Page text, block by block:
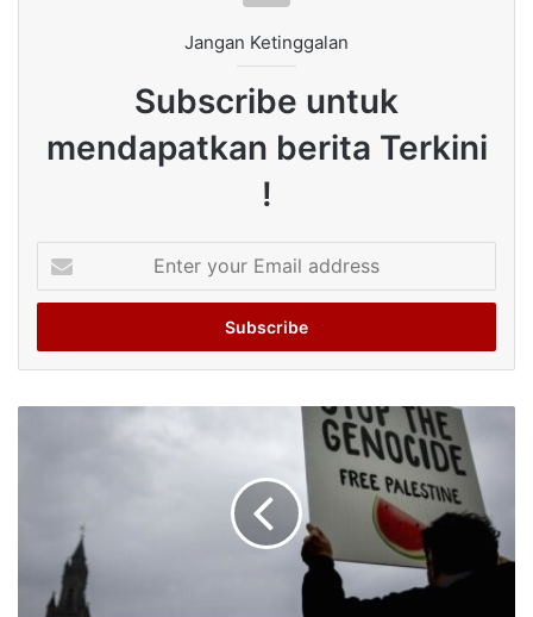
Jangan Ketinggalan
Subscribe untuk
mendapatkan berita Terkini
!
your
Email